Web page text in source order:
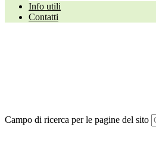
Info utili
Contatti
Campo di ricerca per le pagine del sito